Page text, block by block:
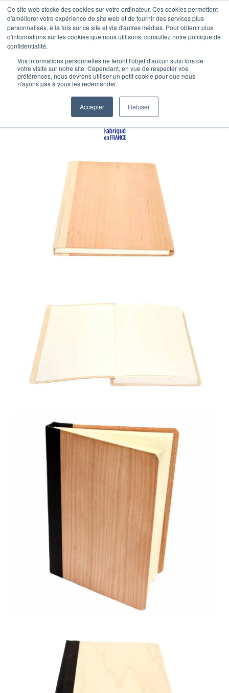
Ce site web stocke des cookies sur votre ordinateur. Ces cookies permettent
d'améliorer votre expérience de site web et de fournir des services plus
personnalisés, à la fois sur ce site et via d'autres médias. Pour obtenir plus
d'informations sur les cookies que nous utilisons, consultez notre politique de
confidentialité.
Vos informations personnelles ne feront l'objet d'aucun suivi lors de
votre visite sur notre site. Cependant, en vue de respecter vos
préférences, nous devrons utiliser un petit cookie pour que nous
n'ayons pas à vous les redemander.
Accepter Refuser
Absolu Wood
Accueil Papeterie bois » Cahiers avec couverture bois
Cahier Dos Carré Collé
- Couverture Bois